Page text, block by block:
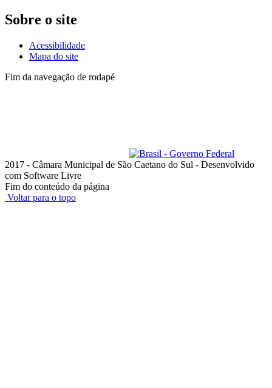
Sobre o site
Acessibilidade
Mapa do site
Fim da navegação de rodapé
2017 - Câmara Municipal de São Caetano do Sul - Desenvolvido
com Software Livre
Fim do conteúdo da página
Voltar para o topo